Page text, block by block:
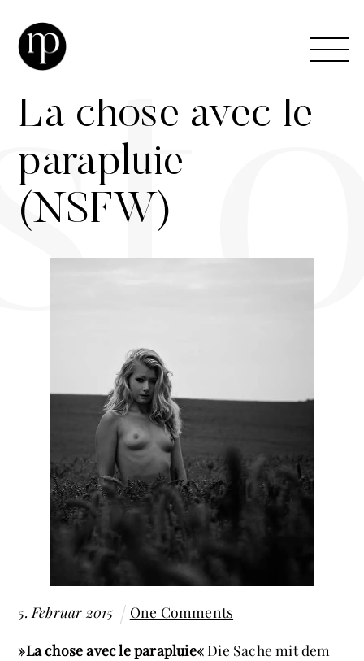
content
outdoor
La chose avec le
parapluie
(NSFW)
5. Februar 2015 One Comments
»La chose avec le parapluie« Die Sache mit dem